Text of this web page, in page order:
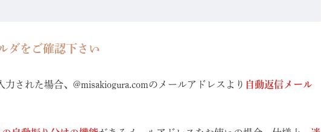
ダをご確認下さい
力された場合、@misakiogura.comのメールアドレスより 自動返信メール